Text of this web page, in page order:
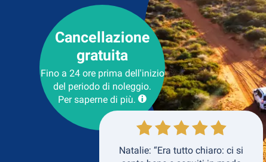
del noleggio
di ritorno
Cancellazione
gratuita
Fino a 24 ore prima dell'inizio
del periodo di noleggio.
Per saperne di più.
Natalie: “Era tutto chiaro: ci si